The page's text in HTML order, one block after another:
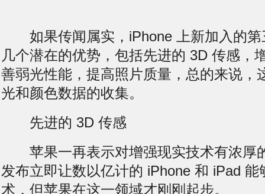
如果传闻属实，iPhone 上新加入的第
几个潜在的优势，包括先进的 3D 传感，
善弱光性能，提高照片质量，总的来说，
光和颜色数据的收集。
先进的 3D 传感
苹果一再表示对增强现实技术有浓厚
发布立即让数以亿计的 iPhone 和 iPad 能
术，但苹果在这一领域才刚刚起步。